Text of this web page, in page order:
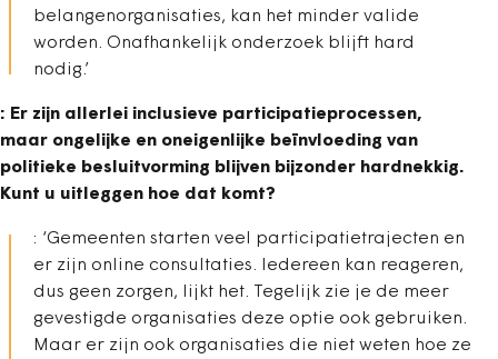
belangenorganisaties, kan het minder valide
worden. Onafhankelijk onderzoek blijft hard
nodig.’
: Er zijn allerlei inclusieve participatieprocessen,
maar ongelijke en oneigenlijke beïnvloeding van
politieke besluitvorming blijven bijzonder hardnekkig.
Kunt u uitleggen hoe dat komt?
: ‘Gemeenten starten veel participatietrajecten en
er zijn online consultaties. Iedereen kan reageren,
dus geen zorgen, lijkt het. Tegelijk zie je de meer
gevestigde organisaties deze optie ook gebruiken.
Maar er zijn ook organisaties die niet weten hoe ze